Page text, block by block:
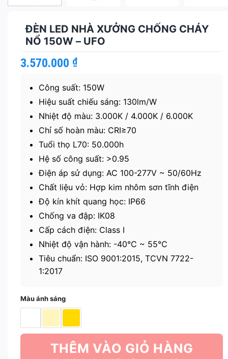
ĐÈN LED NHÀ XƯỞNG CHỐNG CHÁY
NỔ 150W – UFO
3.570.000 ₫
Công suất: 150W
Hiệu suất chiếu sáng: 130lm/W
Nhiệt độ màu: 3.000K / 4.000K / 6.000K
Chỉ số hoàn màu: CRI≥70
Tuổi thọ L70: 50.000h
Hệ số công suất: >0.95
Điện áp sử dụng: AC 100-277V ~ 50/60Hz
Chất liệu vỏ: Hợp kim nhôm sơn tĩnh điện
Độ kín khít quang học: IP66
Chống va đập: IK08
Cấp cách điện: Class I
Nhiệt độ vận hành: -40℃ ~ 55℃
Tiêu chuẩn: ISO 9001:2015, TCVN 7722-
1:2017
Màu ánh sáng
THÊM VÀO GIỎ HÀNG